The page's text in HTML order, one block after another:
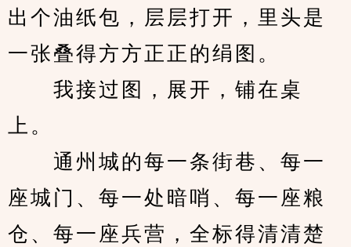
出个油纸包，层层打开，里头是
一张叠得方方正正的绢图。
我接过图，展开，铺在桌
上。
通州城的每一条街巷、每一
座城门、每一处暗哨、每一座粮
仓、每一座兵营，全标得清清楚